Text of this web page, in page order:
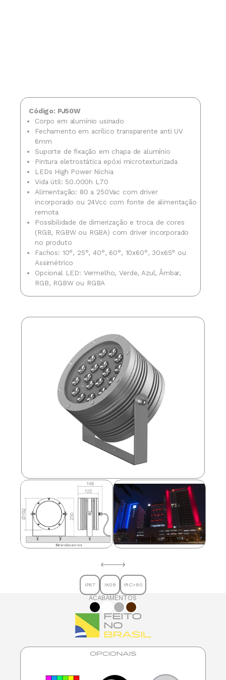
Código: PJ50W
Corpo em alumínio usinado
Fechamento em acrílico transparente anti UV
6mm
Suporte de fixação em chapa de alumínio
Pintura eletrostática epóxi microtexturizada
LEDs High Power Nichia
Vida útil: 50.000h L70
Alimentação: 80 a 250Vac com driver
incorporado ou 24Vcc com fonte de alimentação
remota
Possibilidade de dimerização e troca de cores
(RGB, RGBW ou RGBA) com driver incorporado
no produto
Fachos: 10°, 25°, 40°, 60°, 10x60°, 30x65° ou
Assimétrico
Opcional LED: Vermelho, Verde, Azul, Âmbar,
RGB, RGBW ou RGBA
IP67 IK08 IRC>80
ACABAMENTOS
OPCIONAIS